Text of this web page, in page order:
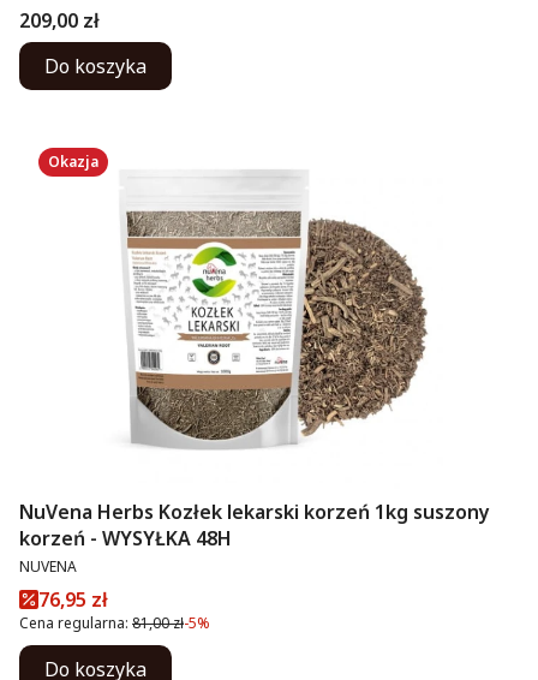
Cena
209,00 zł
Do koszyka
Okazja
NuVena Herbs Kozłek lekarski korzeń 1kg suszony
korzeń - WYSYŁKA 48H
PRODUCENT
NUVENA
Cena promocyjna
76,95 zł
Cena regularna: 81,00 zł-5%
Do koszyka